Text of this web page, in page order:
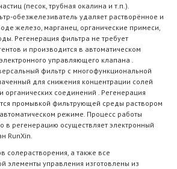
(песок, трубная окалина и т.п.).
обезжелезиватель удаляет растворённое и
железо, марганец, органические примеси,
Регенерация фильтра не требует
и производится в автоматическом
управляющего клапана .
фильтр с многофункциональной
для снижения концентрации солей
органических соединений . Регенерация
промывкой фильтрующей среды раствором
режиме. Процесс работы
в регенерацию осуществляет электронный
RunXin.
солерастворения, а также все
элементы управления изготовлены из